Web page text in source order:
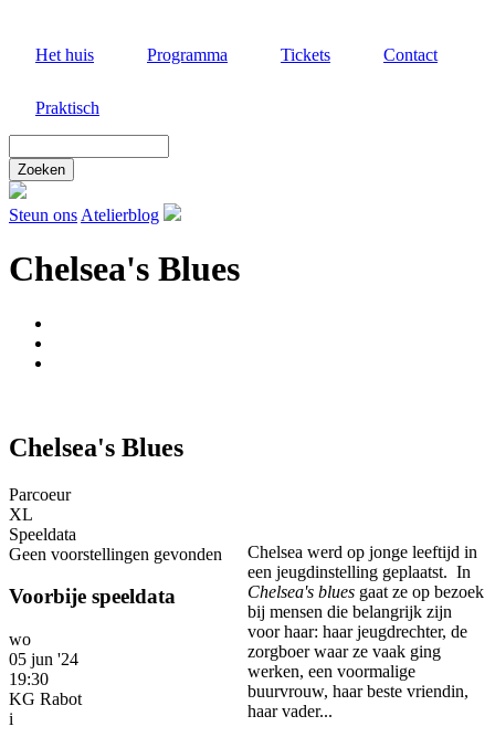
naar
inhoud
gaan
Het huis Programma Tickets Contact
Praktisch
door
deze
site
Steun ons Atelierblog
Chelsea's Blues
Chelsea's Blues
Parcoeur
XL
Speeldata
Geen voorstellingen gevonden
Voorbije speeldata
wo
05 jun '24
19:30
KG Rabot
i
Chelsea werd op jonge leeftijd in
een jeugdinstelling geplaatst. In
Chelsea's blues gaat ze op bezoek
bij mensen die belangrijk zijn
voor haar: haar jeugdrechter, de
zorgboer waar ze vaak ging
werken, een voormalige
buurvrouw, haar beste vriendin,
haar vader...